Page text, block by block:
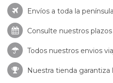
Envíos a toda la península
Consulte nuestros
Todos nuestros envios
Nuestra tienda